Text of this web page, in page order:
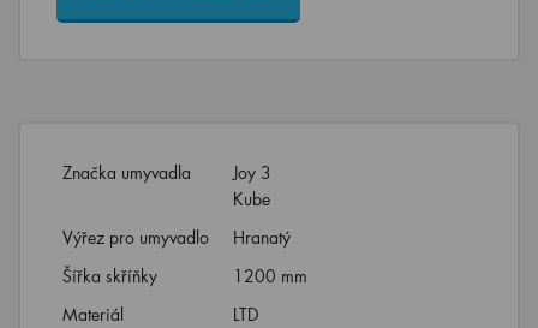
Značka umyvadla
Joy 3
Kube
Výřez pro umyvadlo
Hranatý
Šířka skříňky
1200 mm
Materiál
LTD